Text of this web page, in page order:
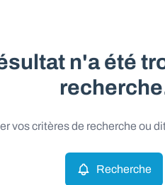
n'a été
vos critères de recherche ou
Recherche